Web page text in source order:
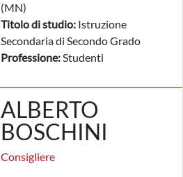
(MN)
Titolo di studio: Istruzione
Secondaria di Secondo Grado
Professione:Studenti
ALBERTO
BOSCHINI
Consigliere